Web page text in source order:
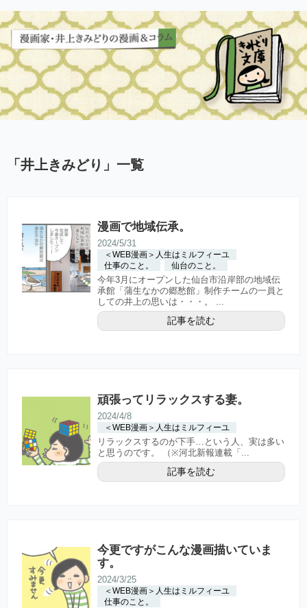
「井上きみどり 」 一覧
漫画で地域伝承。
2024/5/31
＜WEB漫画＞人生はミルフィーユ
仕事のこと。
仙台のこと。
今年3月にオープンした仙台市沿岸部の地域伝
承館「蒲生なかの郷愁館」制作チームの一員と
しての井上の思いは・・・。 ...
記事を読む
頑張ってリラックスする妻。
2024/4/8
＜WEB漫画＞人生はミルフィーユ
リラックスするのが下手…という人、実は多い
と思うのです。 （※河北新報連載「...
記事を読む
今更ですがこんな漫画描いていま
す。
2024/3/25
＜WEB漫画＞人生はミルフィーユ
仕事のこと。